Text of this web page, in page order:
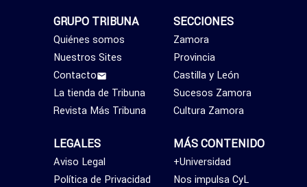
SECCIONES
Zamora
Provincia
Castilla y León
Sucesos Zamora
Cultura Zamora
MÁS CONTENIDO
+Universidad
Nos impulsa CyL
GRUPO TRIBUNA
Quiénes somos
Nuestros Sites
Contacto
La tienda de Tribuna
Revista Más Tribuna
LEGALES
Aviso Legal
Política de Privacidad